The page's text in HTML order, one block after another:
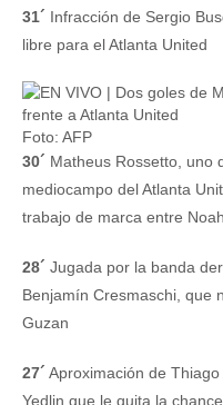
31´ Infracción de Sergio
libre para el Atlanta United
Foto: AFP
30´ Matheus Rossetto, uno
mediocampo del Atlanta
trabajo de marca entre
28´ Jugada por la banda
Benjamín Cresmaschi, que
Guzan
27´ Aproximación de
Yedlin que le quita la